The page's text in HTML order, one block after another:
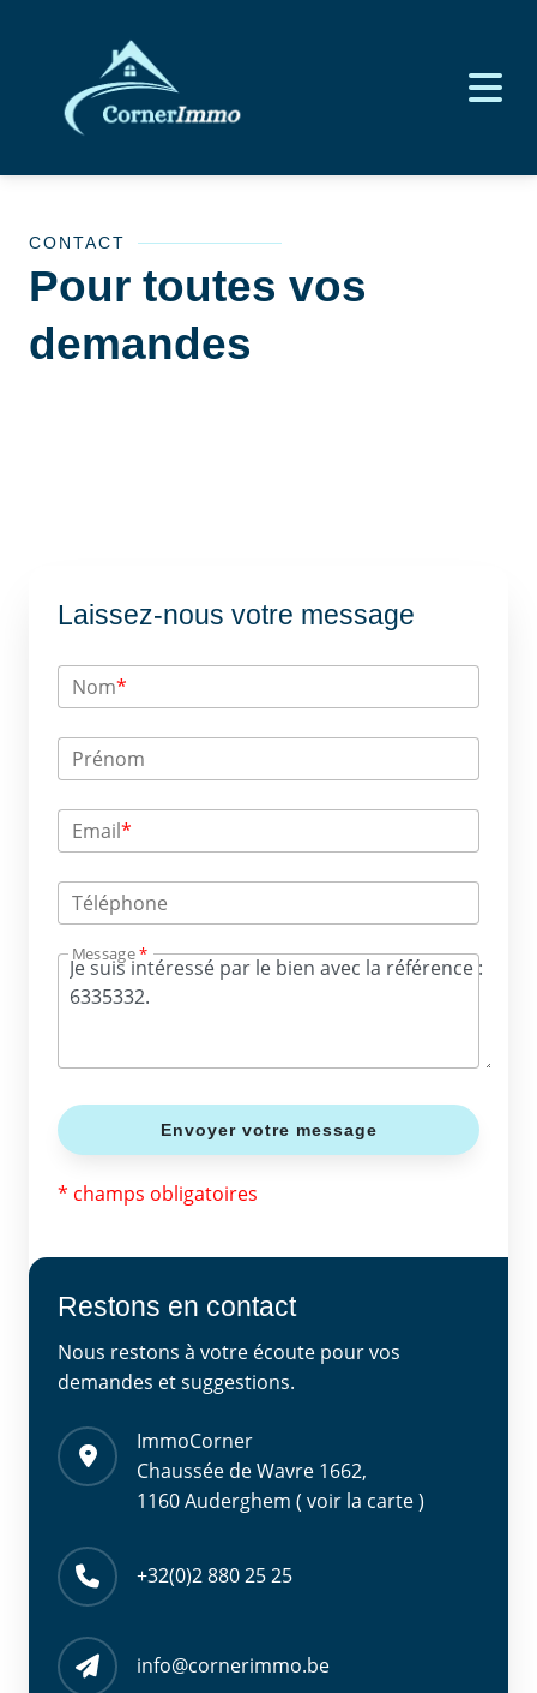
CONTACT
Pour toutes vos
demandes
Laissez-nous votre message
Nom*
Prénom
Email*
Téléphone
Message*
* champs obligatoires
Restons en contact
Nous restons à votre écoute pour vos
demandes et suggestions.
ImmoCorner
Chaussée de Wavre 1662,
1160 Auderghem ( voir la carte )
+32(0)2 880 25 25
info@cornerimmo.be